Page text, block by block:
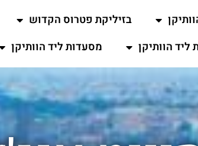
בזיליקת פטרוס הקדוש
ליד הוותיקן
מסעדות ליד הוותיקן